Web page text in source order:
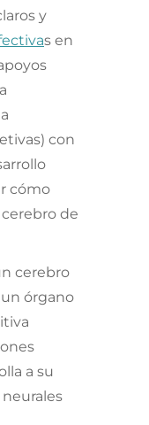
y
s en
con
cómo
de
cerebro
órgano
a su